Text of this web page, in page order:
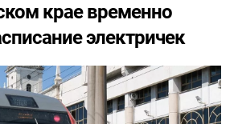
крае временно
электричек